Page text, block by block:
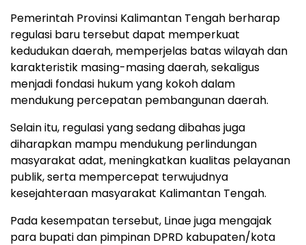
Pemerintah Provinsi Kalimantan Tengah berharap
regulasi baru tersebut dapat memperkuat
kedudukan daerah, memperjelas batas wilayah dan
karakteristik masing-masing daerah, sekaligus
menjadi fondasi hukum yang kokoh dalam
mendukung percepatan pembangunan daerah.
Selain itu, regulasi yang sedang dibahas juga
diharapkan mampu mendukung perlindungan
masyarakat adat, meningkatkan kualitas pelayanan
publik, serta mempercepat terwujudnya
kesejahteraan masyarakat Kalimantan Tengah.
Pada kesempatan tersebut, Linae juga mengajak
para bupati dan pimpinan DPRD kabupaten/kota